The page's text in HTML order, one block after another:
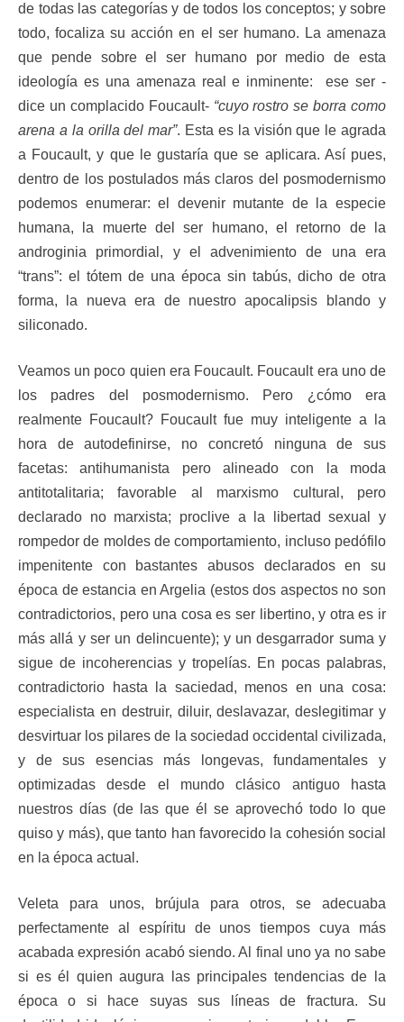
de todas las categorías y de todos los conceptos; y sobre
todo, focaliza su acción en el ser humano. La amenaza
que pende sobre el ser humano por medio de esta
ideología es una amenaza real e inminente: ese ser -
dice un complacido Foucault- “cuyo rostro se borra como
arena a la orilla del mar”. Esta es la visión que le agrada
a Foucault, y que le gustaría que se aplicara. Así pues,
dentro de los postulados más claros del posmodernismo
podemos enumerar: el devenir mutante de la especie
humana, la muerte del ser humano, el retorno de la
androginia primordial, y el advenimiento de una era
“trans”: el tótem de una época sin tabús, dicho de otra
forma, la nueva era de nuestro apocalipsis blando y
siliconado.
Veamos un poco quien era Foucault. Foucault era uno de
los padres del posmodernismo. Pero ¿cómo era
realmente Foucault? Foucault fue muy inteligente a la
hora de autodefinirse, no concretó ninguna de sus
facetas: antihumanista pero alineado con la moda
antitotalitaria; favorable al marxismo cultural, pero
declarado no marxista; proclive a la libertad sexual y
rompedor de moldes de comportamiento, incluso pedófilo
impenitente con bastantes abusos declarados en su
época de estancia en Argelia (estos dos aspectos no son
contradictorios, pero una cosa es ser libertino, y otra es ir
más allá y ser un delincuente); y un desgarrador suma y
sigue de incoherencias y tropelías. En pocas palabras,
contradictorio hasta la saciedad, menos en una cosa:
especialista en destruir, diluir, deslavazar, deslegitimar y
desvirtuar los pilares de la sociedad occidental civilizada,
y de sus esencias más longevas, fundamentales y
optimizadas desde el mundo clásico antiguo hasta
nuestros días (de las que él se aprovechó todo lo que
quiso y más), que tanto han favorecido la cohesión social
en la época actual.
Veleta para unos, brújula para otros, se adecuaba
perfectamente al espíritu de unos tiempos cuya más
acabada expresión acabó siendo. Al final uno ya no sabe
si es él quien augura las principales tendencias de la
época o si hace suyas sus líneas de fractura. Su